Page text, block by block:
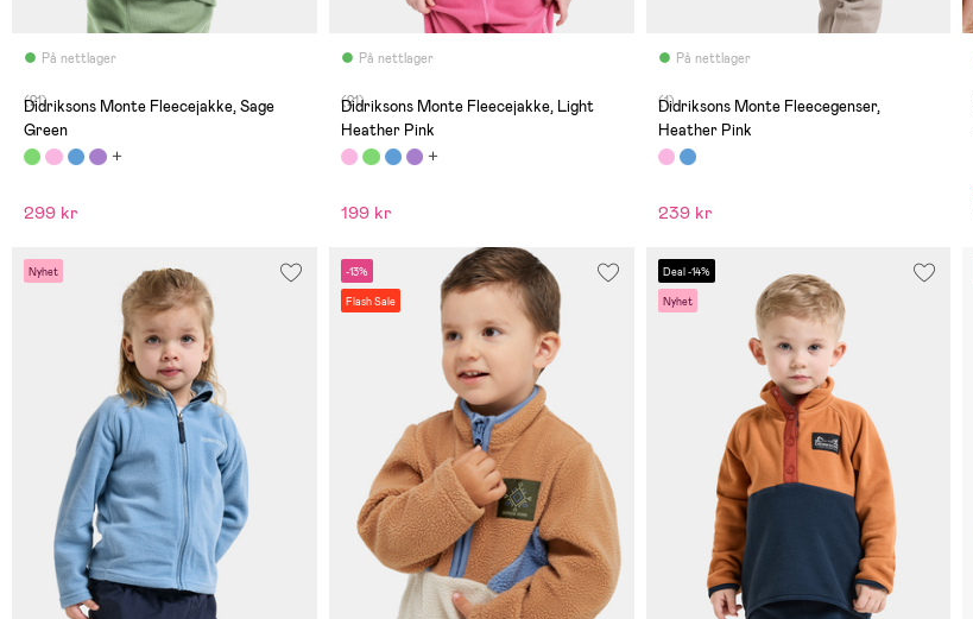
På nettlager
(21)
Didriksons Monte Fleecejakke, Sage
Green
299 kr
På nettlager
(21)
Didriksons Monte Fleecejakke, Light
Heather Pink
199 kr
På nettlager
(1)
Didriksons Monte Fleecegenser,
Heather Pink
239 kr
Nyhet -13%
Flash Sale
Deal -14%
Nyhet